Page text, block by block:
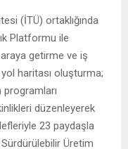
(İTÜ) ortaklığında
Platformu ile
araya getirme ve iş
haritası oluşturma;
programları
düzenleyerek
23 paydaşla
Sürdürülebilir Üretim